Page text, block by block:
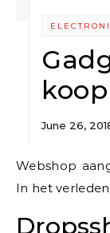
koop
June 26,
Webshop aangeboden in de verkoop van gadgets.
In het